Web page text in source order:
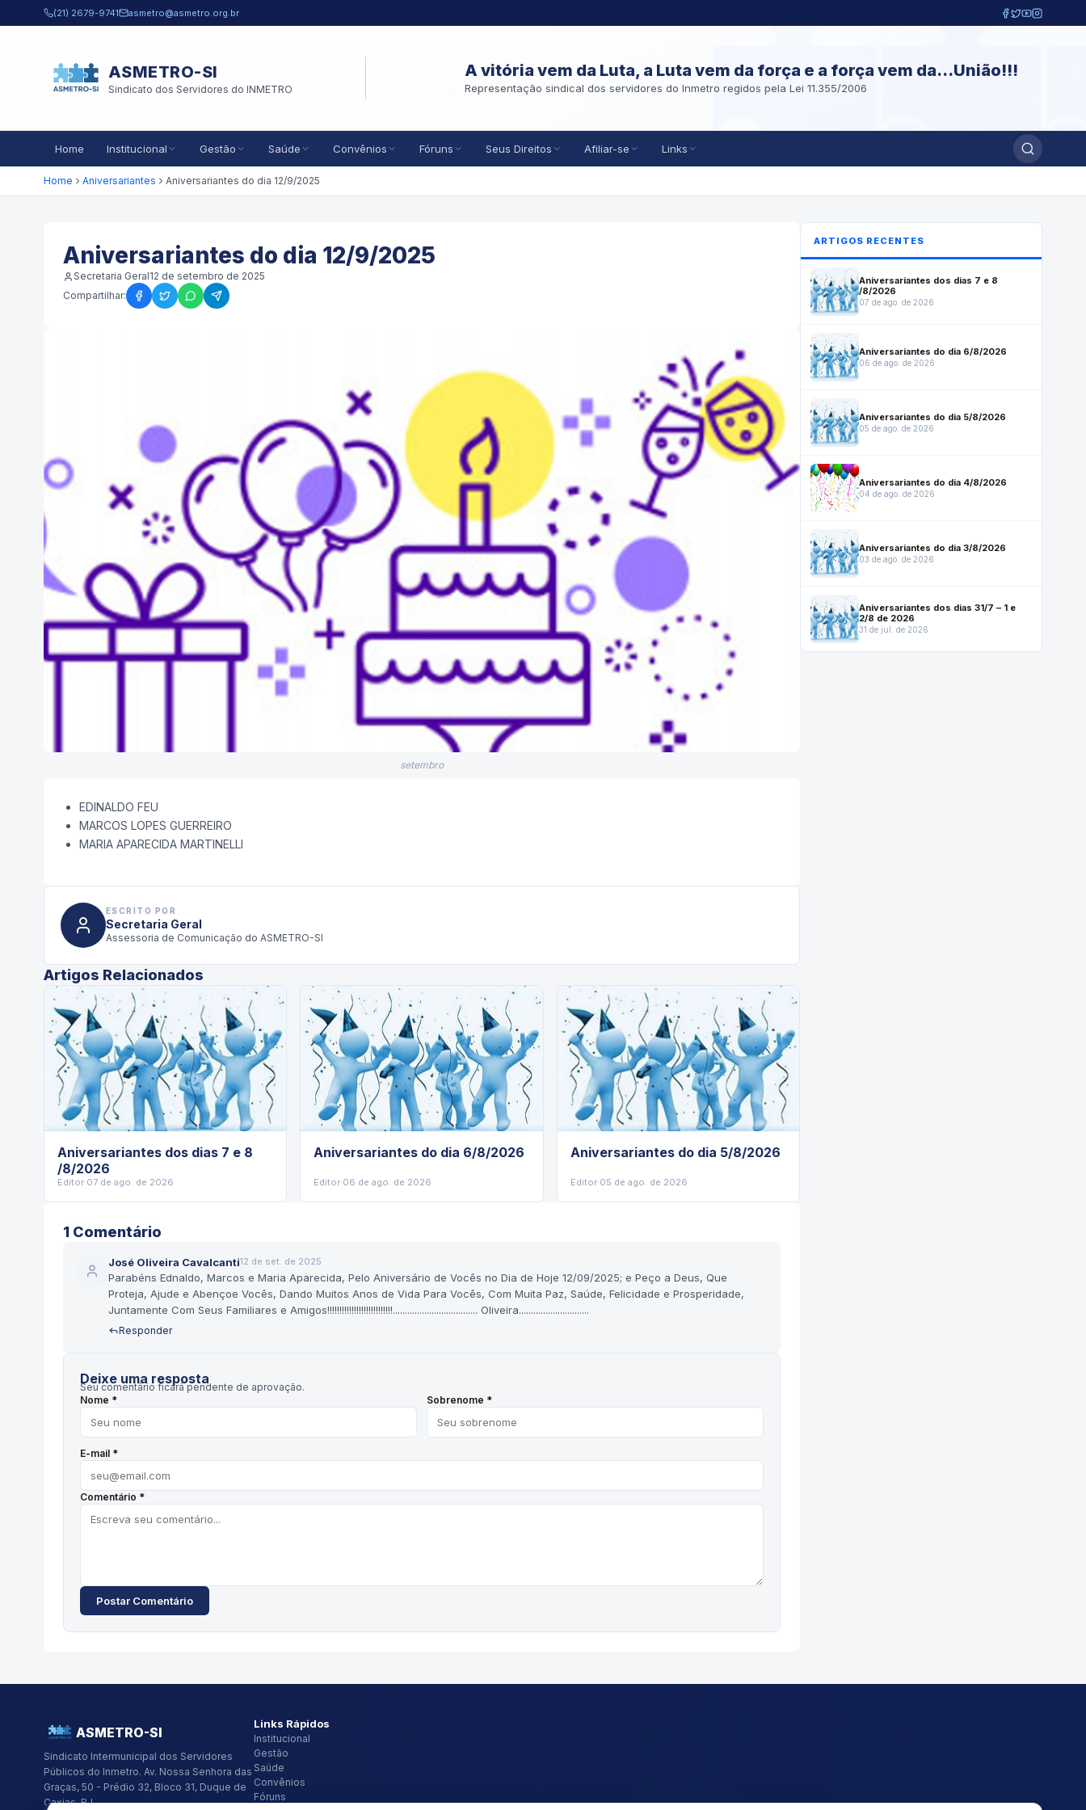
Pular para o conteúdo principal
(21) 2679-9741 asmetro@asmetro.org.br
ASMETRO-SI
Sindicato dos Servidores do INMETRO
A vitória vem da Luta, a Luta vem da força e a força vem da...União!!!
Representação sindical dos servidores do Inmetro regidos pela Lei 11.355/2006
Home Institucional Gestão Saúde Convênios Fóruns Seus Direitos Afiliar-se Links
Home Aniversariantes Aniversariantes do dia 12/9/2025
Aniversariantes do dia 12/9/2025
Secretaria Geral12 de setembro de 2025
Compartilhar:
setembro
EDINALDO FEU
MARCOS LOPES GUERREIRO
MARIA APARECIDA MARTINELLI
ESCRITO POR
Secretaria Geral
Assessoria de Comunicação do ASMETRO-SI
Artigos Relacionados
Aniversariantes dos dias 7 e 8
/8/2026
Editor·07 de ago. de 2026
Aniversariantes do dia 6/8/2026
Editor·06 de ago. de 2026
Aniversariantes do dia 5/8/2026
Editor·05 de ago. de 2026
1Comentário
José Oliveira Cavalcanti12 de set. de 2025
Parabéns Ednaldo, Marcos e Maria Aparecida, Pelo Aniversário de Vocês no Dia de Hoje 12/09/2025; e Peço a Deus, Que
Proteja, Ajude e Abençoe Vocês, Dando Muitos Anos de Vida Para Vocês, Com Muita Paz, Saúde, Felicidade e Prosperidade,
Juntamente Com Seus Familiares e Amigos!!!!!!!!!!!!!!!!!!!!!!!!!!!................................... Oliveira.............................
Responder
Deixe uma resposta
Seu comentário ficará pendente de aprovação.
Nome *
Sobrenome *
E-mail *
Comentário *
Postar Comentário
ARTIGOS RECENTES
Aniversariantes dos dias 7 e 8
/8/2026
07 de ago. de 2026
Aniversariantes do dia 6/8/2026
06 de ago. de 2026
Aniversariantes do dia 5/8/2026
05 de ago. de 2026
Aniversariantes do dia 4/8/2026
04 de ago. de 2026
Aniversariantes do dia 3/8/2026
03 de ago. de 2026
Aniversariantes dos dias 31/7 – 1 e
2/8 de 2026
31 de jul. de 2026
ASMETRO-SI
Sindicato Intermunicipal dos Servidores
Públicos do Inmetro. Av. Nossa Senhora das
Graças, 50 - Prédio 32, Bloco 31, Duque de
Caxias, RJ
Links Rápidos
Institucional
Gestão
Saúde
Convênios
Fóruns